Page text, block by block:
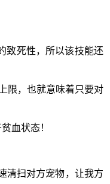
致死性，所以该技能还
限，也就意味着只要对
血状态！
清扫对方宠物，让我方